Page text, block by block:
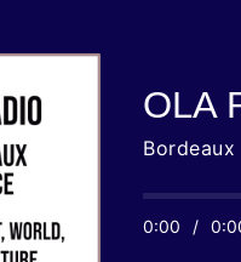
OLA
Bordeaux
0:00 /